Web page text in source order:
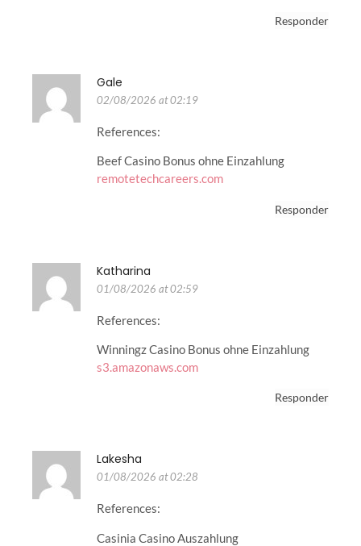
Responder
Gale
02/08/2026 at 02:19
References:
Beef Casino Bonus ohne Einzahlung
remotetechcareers.com
Responder
Katharina
01/08/2026 at 02:59
References:
Winningz Casino Bonus ohne Einzahlung
s3.amazonaws.com
Responder
Lakesha
01/08/2026 at 02:28
References:
Casinia Casino Auszahlung